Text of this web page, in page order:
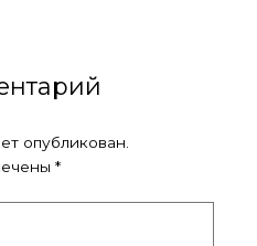
опубликован.
*